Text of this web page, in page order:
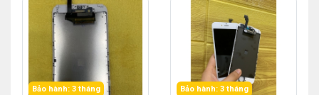
Bảo hành: 3 tháng
Bảo hành: 3 tháng